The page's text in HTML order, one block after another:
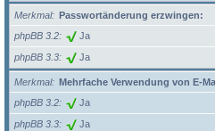
Merkmal
Passwortänderung erzwingen:
phpBB 3.2
Ja
phpBB 3.3 Ja
Merkmal
Mehrfache Verwendung von E-
phpBB 3.2
Ja
phpBB 3.3 Ja